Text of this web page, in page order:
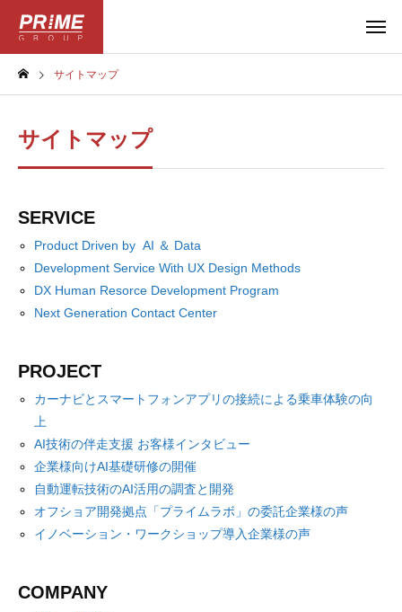
サイトマップ
サイトマップ
SERVICE
Product Driven by AI ＆ Data
Development Service With UX Design Methods
DX Human Resorce Development Program
Next Generation Contact Center
PROJECT
カーナビとスマートフォンアプリの接続による乗車体験の向
上
AI技術の伴走支援 お客様インタビュー
企業様向けAI基礎研修の開催
自動運転技術のAI活用の調査と開発
オフショア開発拠点「プライムラボ」の委託企業様の声
イノベーション・ワークショップ導入企業様の声
COMPANY